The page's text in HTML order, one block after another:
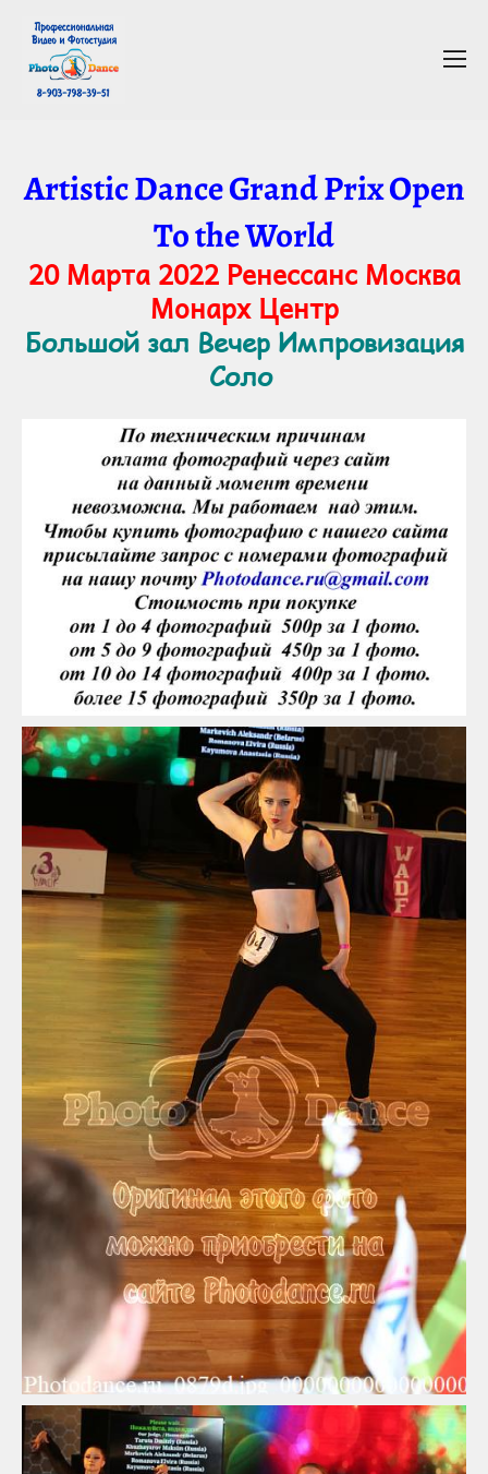
Artistic Dance Grand Prix Open
To the World
20 Марта 2022 Ренессанс Москва
Монарх Центр
Большой зал Вечер Импровизация
Соло